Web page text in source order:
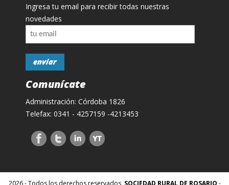
Ingresa tu email para recibir todas nuestras
novedades
Comunícate
Administración: Córdoba 1826
Telefax: 0341 - 4257159 -4213453
2026 - Todos los derechos reservados, SOCIEDAD RURAL DE ROSARIO -